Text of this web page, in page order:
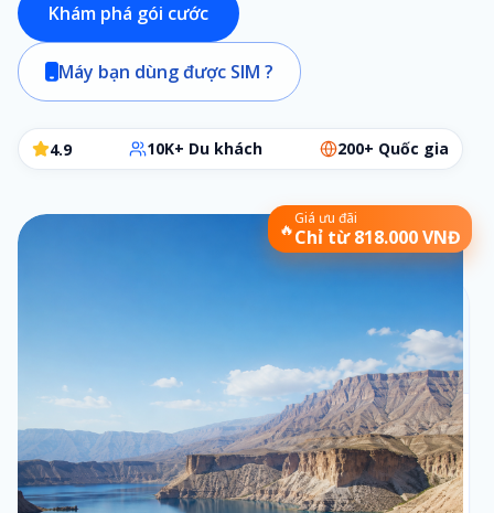
Khám phá gói cước
Máy bạn dùng được SIM ?
4.9 10K+ Du khách 200+ Quốc gia
🔥Giá ưu đãi
Chỉ từ 818.000 VNĐ
Theo ngày
1
Số ngày
1ngày